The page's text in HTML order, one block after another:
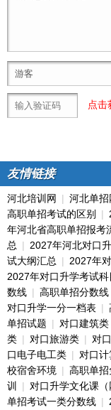
点击
友情链接
河北培训网 | 河北单招
高职单招考试的区别
|
年河北省高职单招报考
总 | 2027年河北对口
试大纲汇总 | 2027年
2027年对口升学考试科
数线 | 高职单招分数线
对口升学一分一档表 |
单招试题 | 对口建筑类
类 | 对口旅游类 | 对
口电子电工类 | 对口
校宿舍环境 | 高职单招
训
| 对口升学文化课（
单招考试一类分数线 |